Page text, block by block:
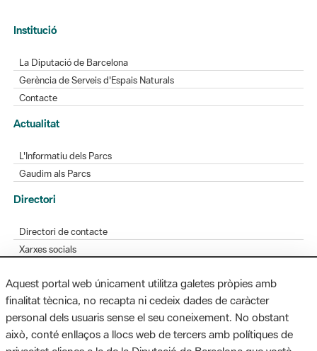
Institució
La Diputació de Barcelona
Gerència de Serveis d'Espais Naturals
Contacte
Actualitat
L'Informatiu dels Parcs
Gaudim als Parcs
Directori
Directori de contacte
Xarxes socials
Bústia de suggeriments
Opineu sobre els parcs
Aquest portal web únicament utilitza galetes pròpies amb
finalitat tècnica, no recapta ni cedeix dades de caràcter
personal dels usuaris sense el seu coneixement. No obstant
això, conté enllaços a llocs web de tercers amb polítiques de